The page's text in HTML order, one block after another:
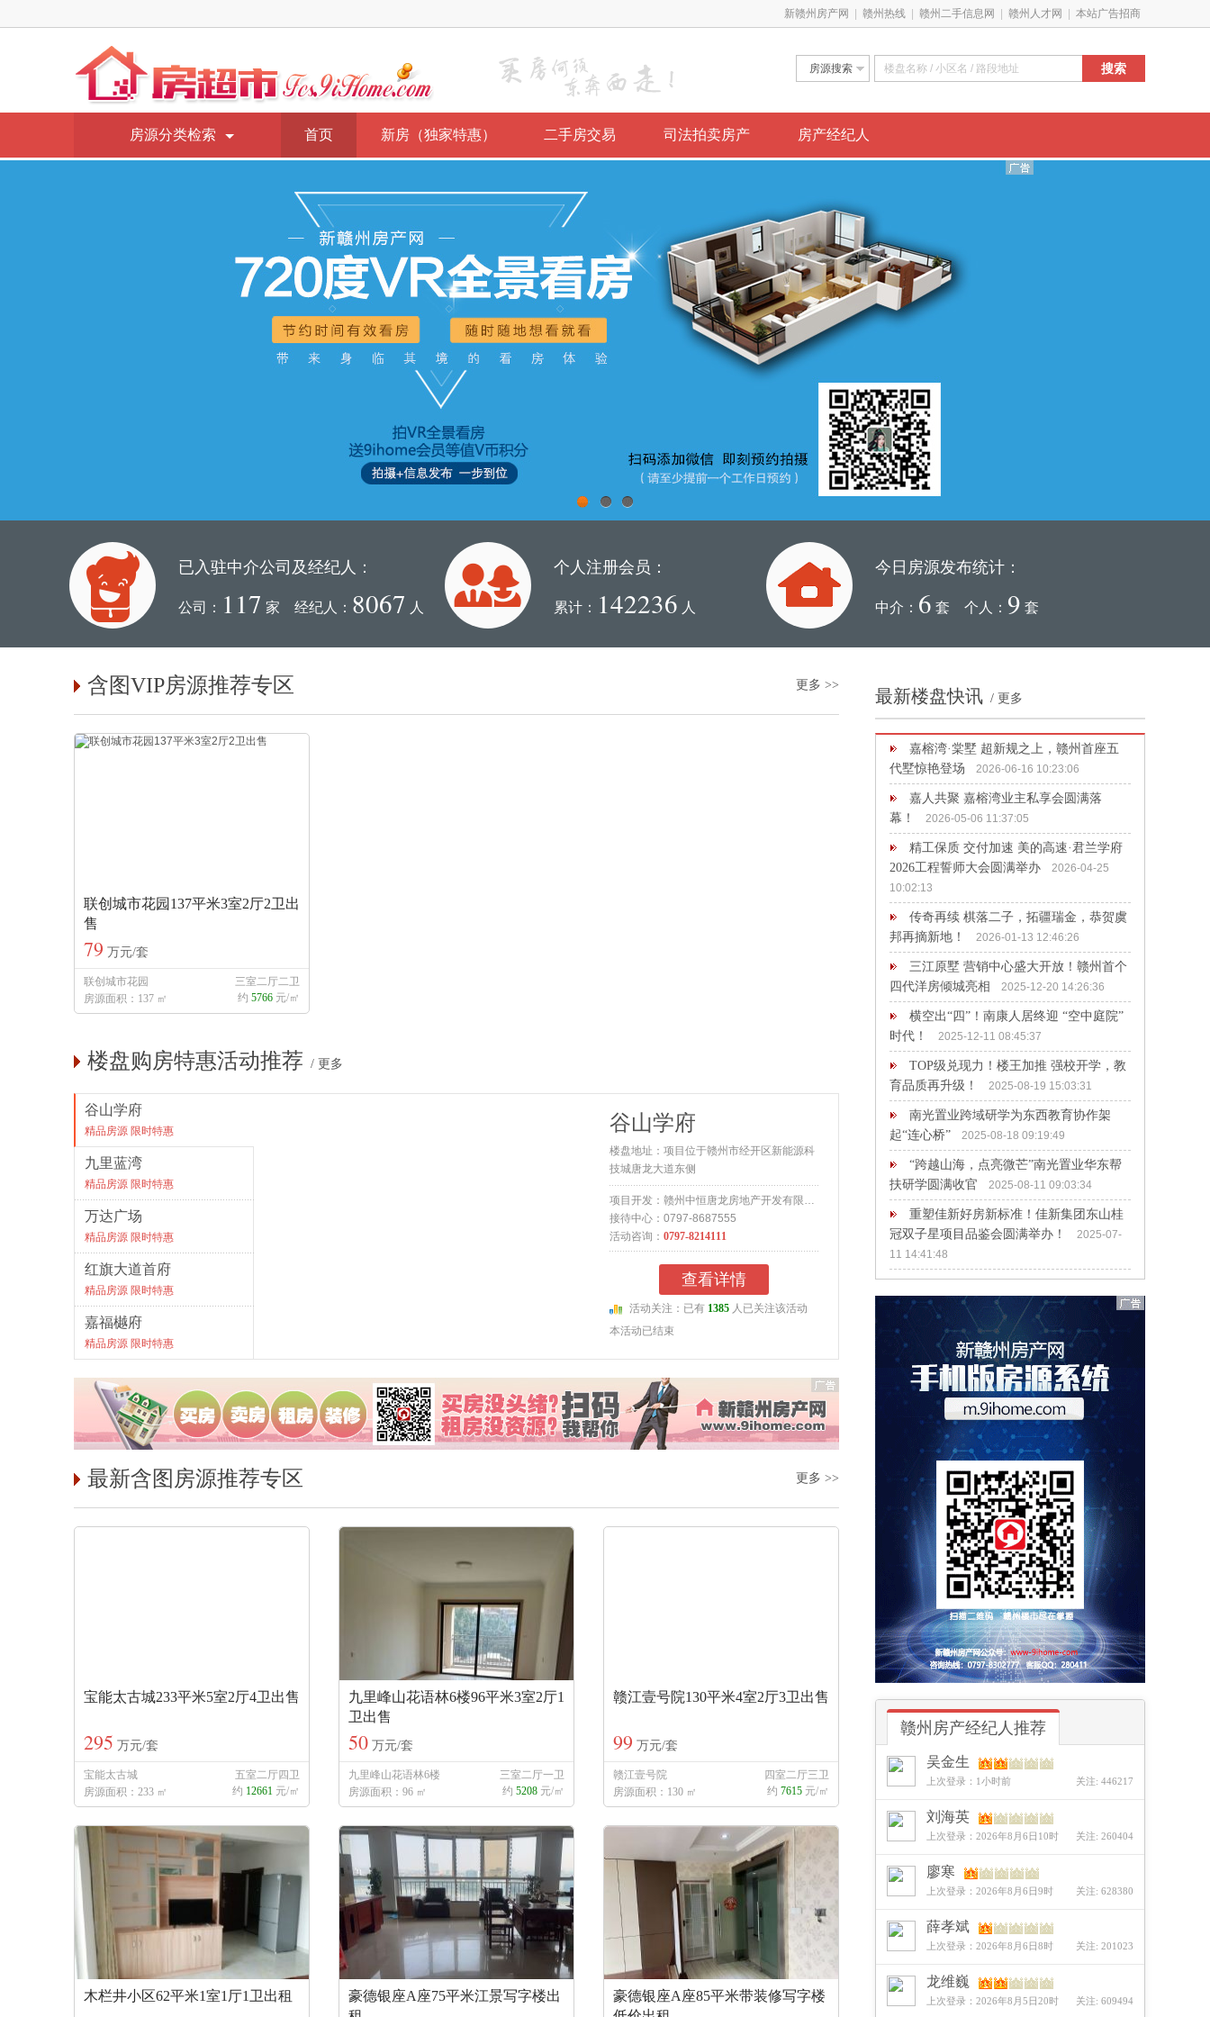
新赣州房产网 赣州热线 赣州二手信息网 赣州人才网 本站广告招商
房源搜索 搜索
房源分类检索 首页 新房（独家特惠） 二手房交易 司法拍卖房产 房产经纪人
已入驻中介公司及经纪人：
公司： 117 家 经纪人： 8067 人
个人注册会员：
累计： 142236 人
今日房源发布统计：
中介： 6 套 个人： 9 套
含图VIP房源推荐专区 更多 >>
联创城市花园137平米3室2厅2卫出
售
79 万元/套
联创城市花园
房源面积：137 ㎡
三室二厅二卫
约 5766 元/㎡
楼盘购房特惠活动推荐 / 更多
谷山学府
精品房源 限时特惠
九里蓝湾
精品房源 限时特惠
万达广场
精品房源 限时特惠
红旗大道首府
精品房源 限时特惠
嘉福樾府
精品房源 限时特惠
谷山学府
楼盘地址：项目位于赣州市经开区新能源科
技城唐龙大道东侧
项目开发：赣州中恒唐龙房地产开发有限公司
接待中心：0797-8687555
活动咨询： 0797-8214111
查看详情
活动关注：已有 1385 人已关注该活动
本活动已结束
最新含图房源推荐专区 更多 >>
宝能太古城233平米5室2厅4卫出售
295 万元/套
宝能太古城
房源面积：233 ㎡
五室二厅四卫
约 12661 元/㎡
九里峰山花语林6楼96平米3室2厅1
卫出售
50 万元/套
九里峰山花语林6楼
房源面积：96 ㎡
三室二厅一卫
约 5208 元/㎡
赣江壹号院130平米4室2厅3卫出售
99 万元/套
赣江壹号院
房源面积：130 ㎡
四室二厅三卫
约 7615 元/㎡
木栏井小区62平米1室1厅1卫出租
豪德银座A座75平米江景写字楼出
豪德银座A座85平米带装修写字楼
最新楼盘快讯 / 更多
嘉榕湾·棠墅 超新规之上，赣州首座五
代墅惊艳登场
2026-06-16 10:23:06
嘉人共聚 嘉榕湾业主私享会圆满落
幕！
2026-05-06 11:37:05
精工保质 交付加速 美的高速·君兰学府
2026工程誓师大会圆满举办
2026-04-25
10:02:13
传奇再续 棋落二子，拓疆瑞金，恭贺虞
邦再摘新地！
2026-01-13 12:46:26
三江原墅 营销中心盛大开放！赣州首个
四代洋房倾城亮相
2025-12-20 14:26:36
横空出“四”！南康人居终迎 “空中庭院”
时代！
2025-12-11 08:45:37
TOP级兑现力！楼王加推 强校开学，教
育品质再升级！
2025-08-19 15:03:31
南光置业跨域研学为东西教育协作架
起“连心桥”
2025-08-18 09:19:49
“跨越山海，点亮微芒”南光置业华东帮
扶研学圆满收官
2025-08-11 09:03:34
重塑佳新好房新标准！佳新集团东山桂
冠双子星项目品鉴会圆满举办！
2025-07-
11 14:41:48
赣州房产经纪人推荐
吴金生
上次登录：1小时前 关注: 446217
刘海英
上次登录：2026年8月6日10时 关注: 260404
廖寒
上次登录：2026年8月6日9时 关注: 628380
薛孝斌
上次登录：2026年8月6日8时 关注: 201023
龙维巍
上次登录：2026年8月5日20时 关注: 609494